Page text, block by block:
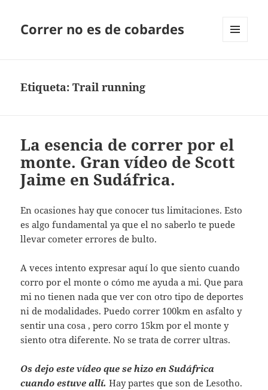
Correr no es de cobardes
Etiqueta:Trail running
La esencia de correr por el
monte. Gran vídeo de Scott
Jaime en Sudáfrica.
En ocasiones hay que conocer tus limitaciones. Esto
es algo fundamental ya que el no saberlo te puede
llevar cometer errores de bulto.
A veces intento expresar aquí lo que siento cuando
corro por el monte o cómo me ayuda a mi. Que para
mi no tienen nada que ver con otro tipo de deportes
ni de modalidades. Puedo correr 100km en asfalto y
sentir una cosa , pero corro 15km por el monte y
siento otra diferente. No se trata de correr ultras.
Os dejo este vídeo que se hizo en Sudáfrica
cuando estuve allí. Hay partes que son de Lesotho.